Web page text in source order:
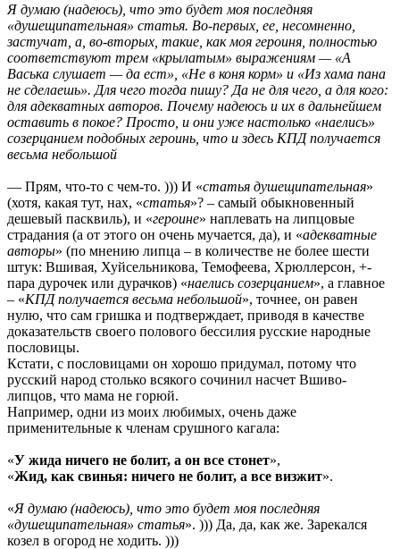
Я думаю (надеюсь), что это будет моя последняя
«душещипательная» статья. Во-первых, ее, несомненно,
застучат, а, во-вторых, такие, как моя героиня, полностью
соответствуют трем «крылатым» выражениям — «А
Васька слушает — да ест», «Не в коня корм» и «Из хама пана
не сделаешь». Для чего тогда пишу? Да не для чего, а для кого:
для адекватных авторов. Почему надеюсь и их в дальнейшем
оставить в покое? Просто, и они уже настолько «наелись»
созерцанием подобных героинь, что и здесь КПД получается
весьма небольшой
— Прям, что-то с чем-то. ))) И «статья душещипательная»
(хотя, какая тут, нах, «статья»? – самый обыкновенный
дешевый пасквиль), и «героине» наплевать на липцовые
страдания (а от этого он очень мучается, да), и «адекватные
авторы» (по мнению липца – в количестве не более шести
штук: Вшивая, Хуйсельникова, Темофеева, Хрюллерсон, +-
пара дурочек или дурачков) «наелись созерцанием», а главное
– «КПД получается весьма небольшой», точнее, он равен
нулю, что сам гришка и подтверждает, приводя в качестве
доказательств своего полового бессилия русские народные
пословицы.
Кстати, с пословицами он хорошо придумал, потому что
русский народ столько всякого сочинил насчет Вшиво-
липцов, что мама не горюй.
Например, одни из моих любимых, очень даже
применительные к членам срушного кагала:
«У жида ничего не болит, а он все стонет»,
«Жид, как свинья: ничего не болит, а все визжит».
«Я думаю (надеюсь), что это будет моя последняя
«душещипательная» статья». ))) Да, да, как же. Зарекался
козел в огород не ходить. )))